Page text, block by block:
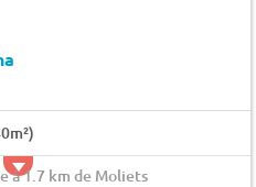
à 1.7 km de Moliets